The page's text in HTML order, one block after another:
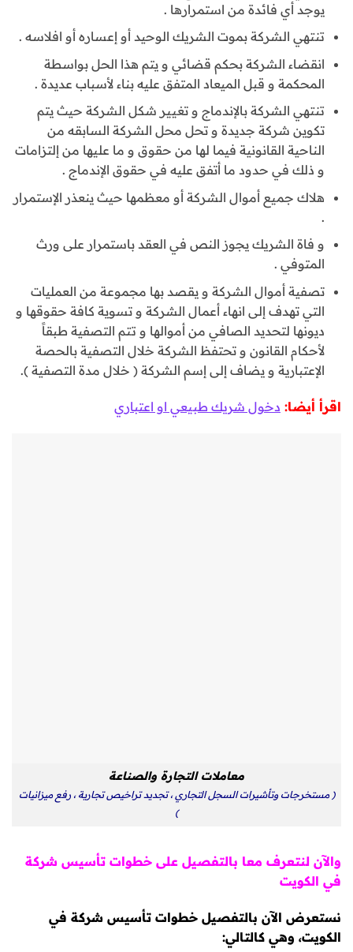
يوجد أي فائدة من استمرارها .
تنتهي الشركة بموت الشريك الوحيد أو إعساره أو افلاسه .
انقضاء الشركة بحكم قضائي و يتم هذا الحل بواسطة
المحكمة و قبل الميعاد المتفق عليه بناء لأسباب عديدة .
تنتهي الشركة بالإندماج و تغيير شكل الشركة حيث يتم
تكوين شركة جديدة و تحل محل الشركة السابقه من
الناحية القانونية فيما لها من حقوق و ما عليها من إلتزامات
و ذلك في حدود ما أتفق عليه في حقوق الإندماج .
هلاك جميع أموال الشركة أو معظمها حيث ينعذر الإستمرار
.
و فاة الشريك يجوز النص في العقد باستمرار على ورث
المتوفي .
تصفية أموال الشركة و يقصد بها مجموعة من العمليات
التي تهدف إلى انهاء أعمال الشركة و تسوية كافة حقوقها و
ديونها لتحديد الصافي من أموالها و تتم التصفية طبقاً
لأحكام القانون و تحتفظ الشركة خلال التصفية بالحصة
الإعتبارية و يضاف إلى إسم الشركة ( خلال مدة التصفية ).
اقرأ أيضا: دخول شريك طبيعي او اعتباري
معاملات التجارة والصناعة
( مستخرجات وتأشيرات السجل التجاري ، تجديد تراخيص تجارية ، رفع ميزانيات
)
والآن لنتعرف معا بالتفصيل على خطوات تأسيس شركة
في الكويت
نستعرض الآن بالتفصيل خطوات تأسيس شركة في
الكويت، وهي كالتالي: